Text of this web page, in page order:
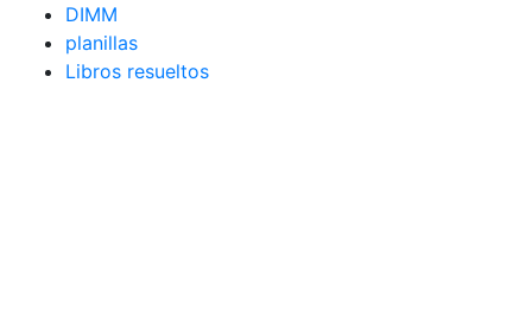
DIMM
planillas
Libros resueltos